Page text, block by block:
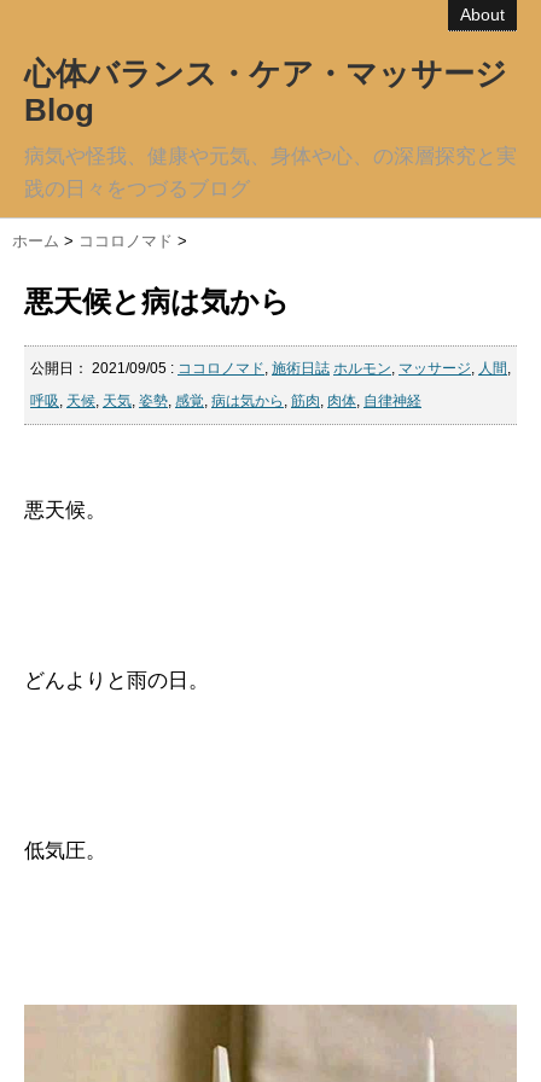
About
心体バランス・ケア・マッサージ
Blog
病気や怪我、健康や元気、身体や心、の深層探究と実
践の日々をつづるブログ
ホーム > ココロノマド >
悪天候と病は気から
公開日： 2021/09/05 : ココロノマド, 施術日誌 ホルモン, マッサージ, 人間,
呼吸, 天候, 天気, 姿勢, 感覚, 病は気から , 筋肉, 肉体, 自律神経
悪天候。
どんよりと雨の日。
低気圧。